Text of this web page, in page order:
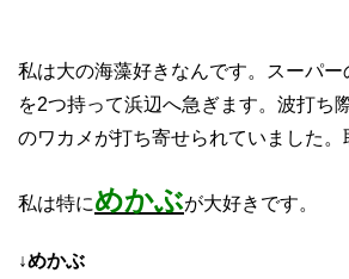
私は大の海藻好きなんです。スーパ
を2つ持って浜辺へ急ぎます。波打ち
のワカメが打ち寄せられていました。
私は特にめかぶが大好きです。
↓めかぶ